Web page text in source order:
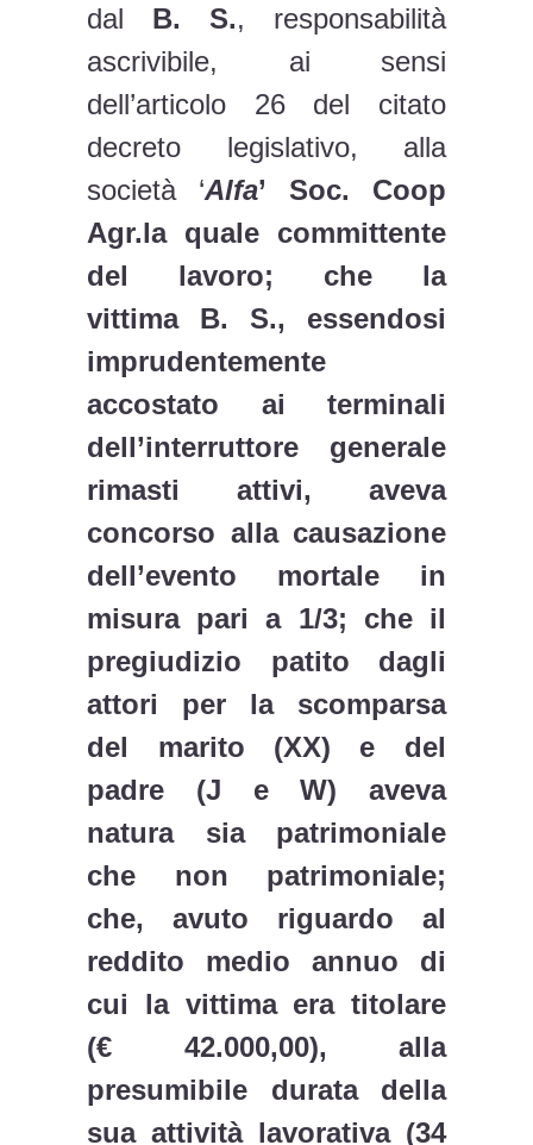
dal B. S., responsabilità
ascrivibile, ai sensi
dell’articolo 26 del citato
decreto legislativo, alla
società ‘Alfa’ Soc. Coop
Agr.la quale committente
del lavoro; che la
vittima B. S., essendosi
imprudentemente
accostato ai terminali
dell’interruttore generale
rimasti attivi, aveva
concorso alla causazione
dell’evento mortale in
misura pari a 1/3; che il
pregiudizio patito dagli
attori per la scomparsa
del marito (XX) e del
padre (J e W) aveva
natura sia patrimoniale
che non patrimoniale;
che, avuto riguardo al
reddito medio annuo di
cui la vittima era titolare
(€ 42.000,00), alla
presumibile durata della
sua attività lavorativa (34